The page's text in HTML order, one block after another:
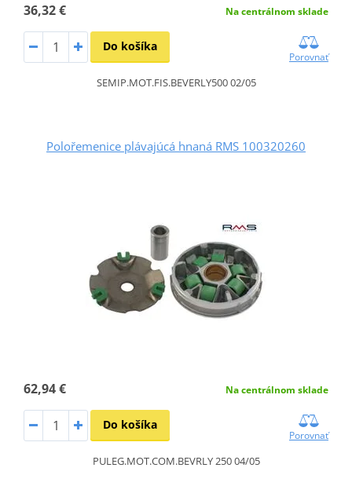
36,32 € Na centrálnom sklade
Do košíka
Porovnať
SEMIP.MOT.FIS.BEVERLY500 02/05
Polořemenice plávajúcá hnaná RMS 100320260
62,94 € Na centrálnom sklade
Do košíka
Porovnať
PULEG.MOT.COM.BEVRLY 250 04/05